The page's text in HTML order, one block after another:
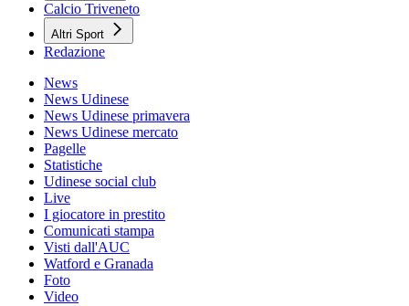
Calcio Triveneto
Altri Sport
Redazione
News
News Udinese
News Udinese primavera
News Udinese mercato
Pagelle
Statistiche
Udinese social club
Live
I giocatore in prestito
Comunicati stampa
Visti dall'AUC
Watford e Granada
Foto
Video